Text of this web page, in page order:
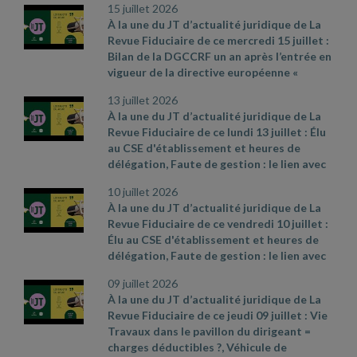
électrification
25- 11109 D
juin 2026
conservent, Rénovation énergétique :
prison ferme pour un gérant coupable de
pratiques frauduleuses. Sources et
références par ordre d’apparition à l’écran
: - Loi n° 2026 - 534 du 25 juin 2026 relative
fiscales - Décret 2026
JO du 27-
https://www.economie.gouv.fr/dgccrf/
- dgccrf/renovation- energetique - le
gerant- dune- societe- aux- pratiques-
frauduleuses- condamne
- prison - ferme
15 juillet 2026
À la une du JT d’actualité juridique de La
Revue Fiduciaire de ce mercredi 15 juillet :
Bilan de la DGCCRF un an après l’entrée en
vigueur de la directive européenne «
paient, Employeur informé d'un accident
du travail après envoi de la lettre de
licenciement. Sources et références par
ordre d’apparition à l’écran :-
https://www.economie.gouv.fr/dgccrf/
- en- vigueur- de
europeenne- bilan- de- laction- de- la-
dgccrf- Fiche pratique Bercy infos
Particuliers du 18 juin 2026 - Cass. soc. 3
juin 2026, n° 25- 12335 D
13 juillet 2026
À la une du JT d’actualité juridique de La
Revue Fiduciaire de ce lundi 13 juillet : Élu
au CSE d'établissement et heures de
délégation, Faute de gestion : le lien avec
Emballages : une nouvelle taxe pour les
boulangeries ? Sources et références par
ordre d’apparition à l’écran :-
Communiqué de presse du ministère de
l’Économie du 30 juin 2026, n° 850-
soc. 24 juin 2026, n° 24
10 juillet 2026
À la une du JT d’actualité juridique de La
Revue Fiduciaire de ce vendredi 10 juillet :
Élu au CSE d'établissement et heures de
délégation, Faute de gestion : le lien avec
Emballages : une nouvelle taxe pour les
boulangeries ? Sources et références par
ordre d’apparition à l’écran :- Cass. soc. 28
mai 2026, n° 24- 17361 FSB - Cass. com., 20
mai 2026, n° 25- 14635- Réponse
09 juillet 2026
À la une du JT d’actualité juridique de La
Revue Fiduciaire de ce jeudi 09 juillet : Vie
Travaux dans le pavillon du dirigeant =
charges déductibles ?, Véhicule de